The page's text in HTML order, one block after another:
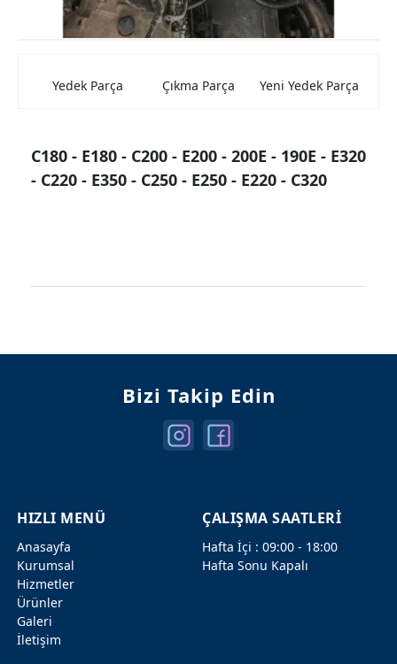
Mercedes Şarz ve Marş Dinamolar
Mercedes Cam Krikosu
Mercedes Jantlar
Yedek Parça Çıkma Parça Yeni Yedek Parça
C180 - E180 - C200 - E200 - 200E - 190E - E320
- C220 - E350 - C250 - E250 - E220 - C320
Bizi Takip Edin
HIZLI MENÜ
Anasayfa
Kurumsal
Hizmetler
Ürünler
Galeri
İletişim
ÇALIŞMA SAATLERİ
Hafta İçi : 09:00 - 18:00
Hafta Sonu Kapalı